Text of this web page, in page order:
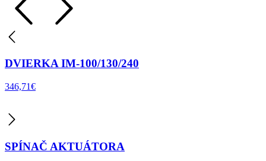
DVIERKA IM-100/130/240
346,71€
SPÍNAČ AKTUÁTORA